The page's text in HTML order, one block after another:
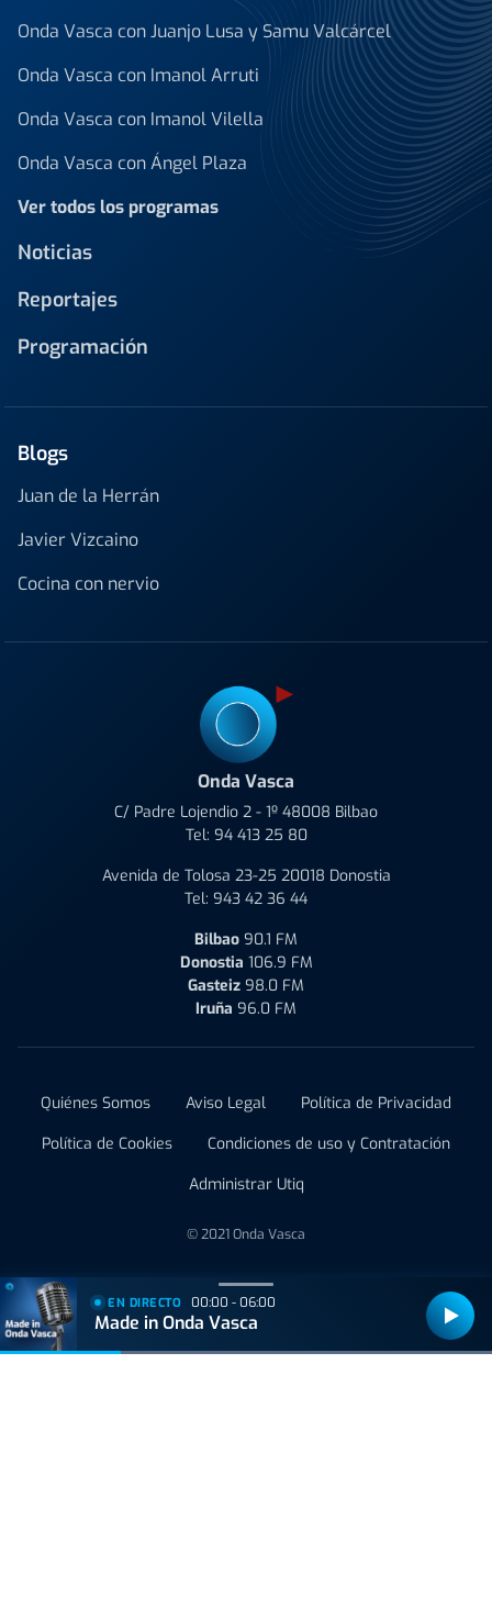
Onda Vasca con Juanjo Lusa y Samu Valcárcel
Onda Vasca con Imanol Arruti
Onda Vasca con Imanol Vilella
Onda Vasca con Ángel Plaza
Ver todos los programas
Noticias
Reportajes
Programación
Blogs
Juan de la Herrán
Javier Vizcaino
Cocina con nervio
Onda Vasca
C/ Padre Lojendio 2 - 1º 48008 Bilbao
Tel: 94 413 25 80
Avenida de Tolosa 23-25 20018 Donostia
Tel: 943 42 36 44
Bilbao 90.1 FM
Donostia 106.9 FM
Gasteiz 98.0 FM
Iruña 96.0 FM
Quiénes Somos Aviso Legal
Política de Privacidad
Política de Cookies
Condiciones de uso y Contratación
Administrar Utiq
© 2021 Onda Vasca
EN DIRECTO 00:00 - 06:00
Made in Onda Vasca